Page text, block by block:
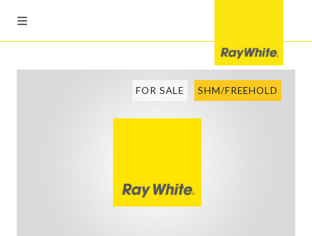
FOR SALE SHM/FREEHOLD